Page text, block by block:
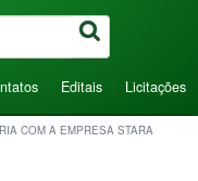
Editais Licitações
COM A EMPRESA STARA